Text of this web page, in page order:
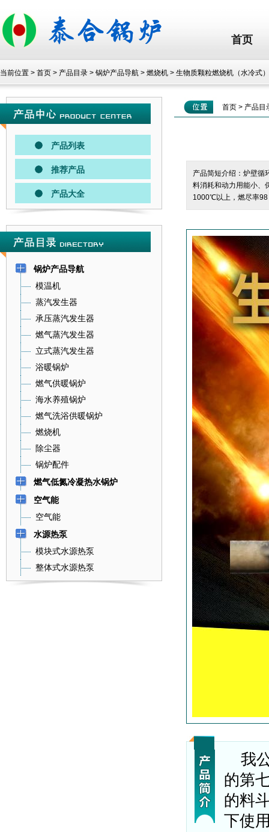
首页
当前位置 > 首页 > 产品目录 > 锅炉产品导航 > 燃烧机 > 生物质颗粒燃烧机（水冷式）
产品列表
推荐产品
产品大全
锅炉产品导航
模温机
蒸汽发生器
承压蒸汽发生器
燃气蒸汽发生器
立式蒸汽发生器
浴暖锅炉
燃气供暖锅炉
海水养殖锅炉
燃气洗浴供暖锅炉
燃烧机
除尘器
锅炉配件
燃气低氮冷凝热水锅炉
空气能
空气能
水源热泵
模块式水源热泵
整体式水源热泵
首页 > 产品目
产品简短介绍：炉壁循
料消耗和动力用能小、
1000℃以上，燃尽率98
我
的第
的料
下使